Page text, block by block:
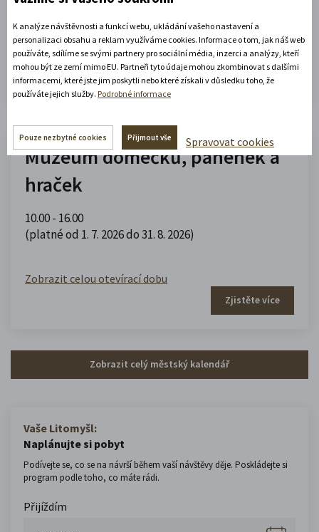
Zobrazit celou otevírací dobu
Zjistěte více
Muzeum domečků, panenek a
hraček
10.00 - 16.00
(platné od 1. 7. 2026 do 31. 8. 2026)
Zobrazit celou otevírací dobu
Zjistěte více
Zobrazit celý městský kalendář
Vaše Litomyšl:
Naplánujte si pobyt
Podívejte se, co se na návrší během vaší návštěvy děje. Poskládejte si
program podle toho, co máte rádi.
Přijíždím
K analýze návštěvnosti a funkcí webu, ukládání vašeho nastavení a
personalizaci obsahu a reklam využíváme cookies. Informace o tom, jak náš web
používáte, sdílíme se svými partnery pro sociální média, inzerci a analýzy, kteří
mohou být ze zemí mimo EU. Partneři tyto údaje mohou zkombinovat s dalšími
informacemi, které jste jim poskytli nebo které získali v důsledku toho, že
používáte jejich služby. Podrobné informace
Pouze nezbytné cookies Přijmout vše Spravovat cookies